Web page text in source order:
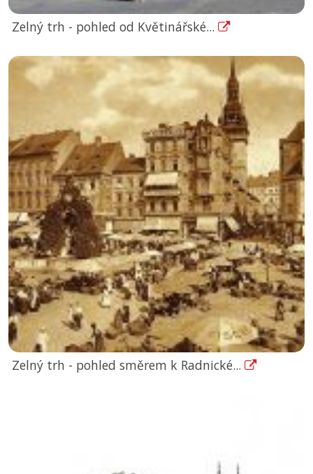
Zelný trh - pohled od Květinářské...
Zelný trh - pohled směrem k Radnické...